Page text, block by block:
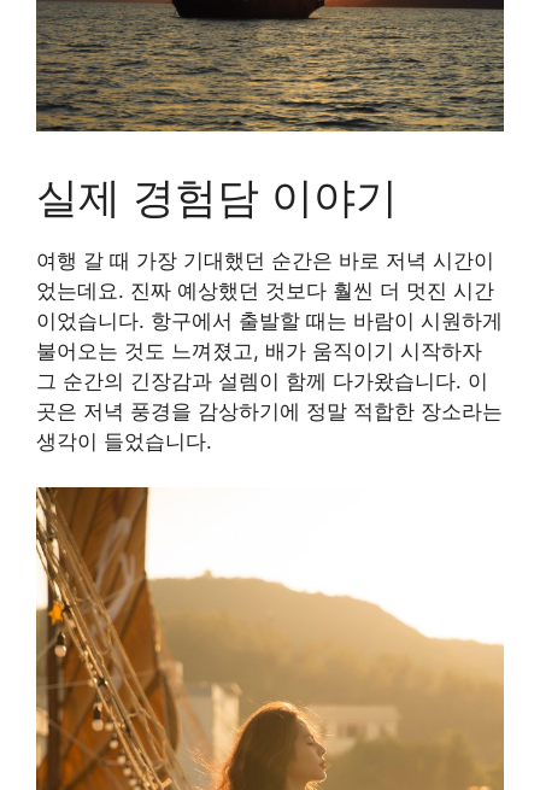
실제 경험담 이야기
여행 갈 때 가장 기대했던 순간은 바로 저녁 시간이
었는데요. 진짜 예상했던 것보다 훨씬 더 멋진 시간
이었습니다. 항구에서 출발할 때는 바람이 시원하게
불어오는 것도 느껴졌고, 배가 움직이기 시작하자
그 순간의 긴장감과 설렘이 함께 다가왔습니다. 이
곳은 저녁 풍경을 감상하기에 정말 적합한 장소라는
생각이 들었습니다.